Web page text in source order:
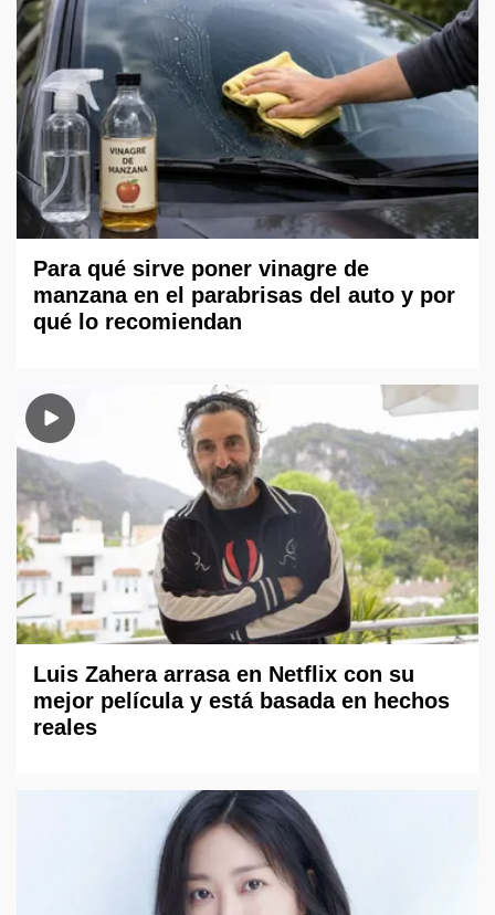
Para qué sirve poner vinagre de
manzana en el parabrisas del auto y por
qué lo recomiendan
Luis Zahera arrasa en Netflix con su
mejor película y está basada en hechos
reales